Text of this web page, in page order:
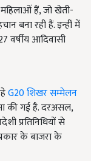
हैं, जो खेती-
बना रही हैं. इन्हीं में
वर्षीय आदिवासी
G20शिखर सम्मेलन
की गई है. दरअसल,
प्रतिनिधियों से
के बाजरा के